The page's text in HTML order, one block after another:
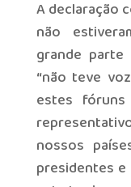
A declaração
não
grande
“não teve
estes fóruns
nossos
presidentes